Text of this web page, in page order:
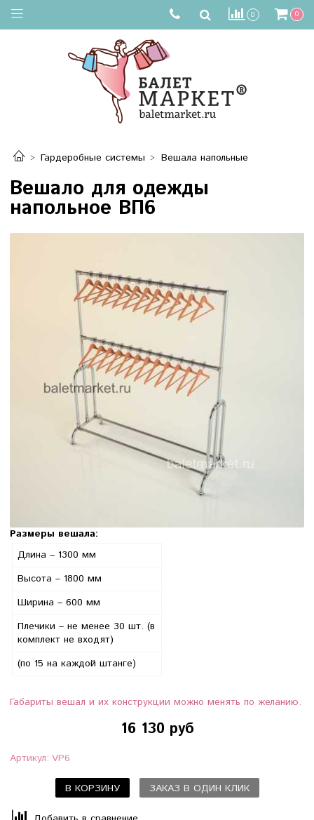
0 0
Гардеробные системы Вешала напольные
Вешало для одежды
напольное ВП6
Размеры вешала:
Длина – 1300 мм
Высота – 1800 мм
Ширина – 600 мм
Плечики – не менее 30 шт. (в
комплект не входят)
(по 15 на каждой штанге)
Габариты вешал и их конструкции можно менять по желанию.
16 130 руб
Артикул: VP6
В КОРЗИНУ ЗАКАЗ В ОДИН КЛИК